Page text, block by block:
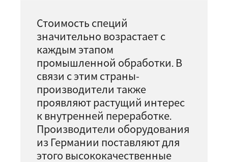
Стоимость специй
значительно возрастает с
каждым этапом
промышленной обработки. В
связи с этим страны-
производители также
проявляют растущий интерес
к внутренней переработке.
Производители оборудования
из Германии поставляют для
этого высококачественные